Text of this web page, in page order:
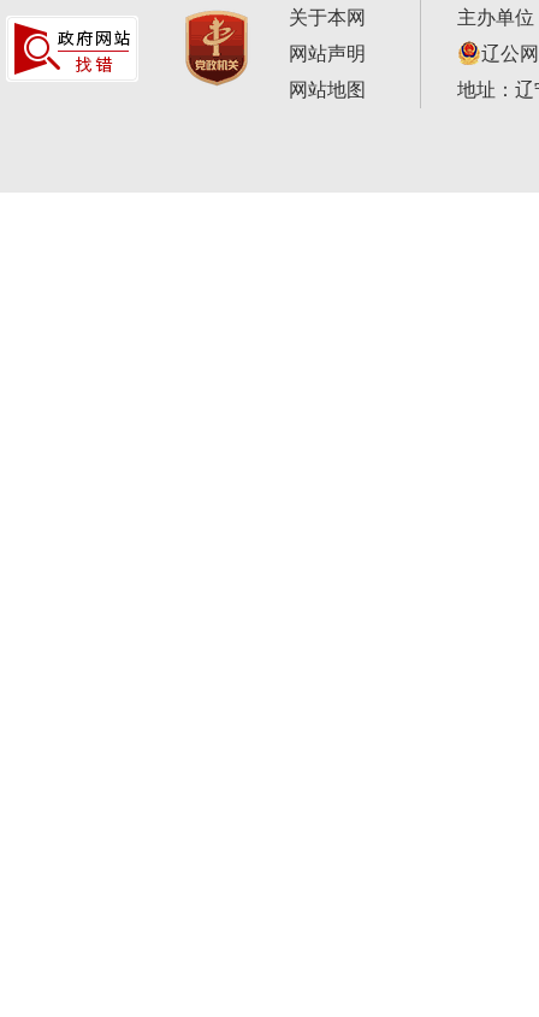
关于本网
网站声明
网站地图
主办单
辽公
地址：辽